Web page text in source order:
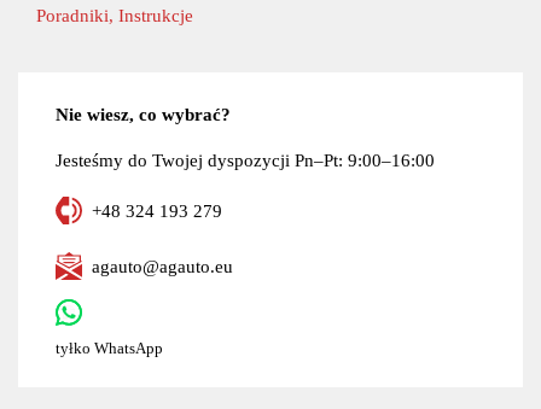
Poradniki, Instrukcje
Nie wiesz, co wybrać?
Jesteśmy do Twojej dyspozycji Pn–Pt: 9:00–16:00
+48 324 193 279
agauto@agauto.eu
tyłko WhatsApp